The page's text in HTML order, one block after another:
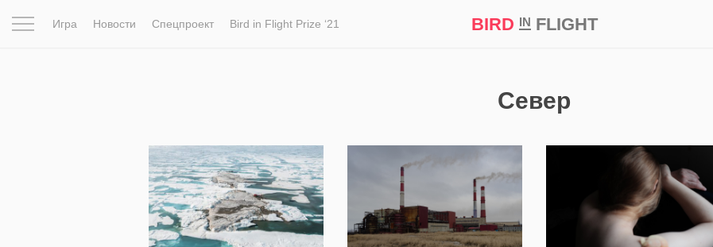
Игра Новости Спецпроект Bird in Flight Prize ‘21 BIRD INFLIGHT
Север
742 9 048